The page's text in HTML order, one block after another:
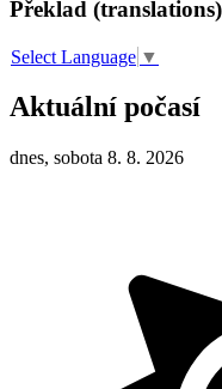
Překlad (translations)
Select Language ▼
Aktuální počasí
dnes, sobota 8. 8. 2026